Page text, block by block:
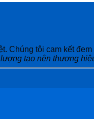
Chúng tôi cam kết
tạo nên thương